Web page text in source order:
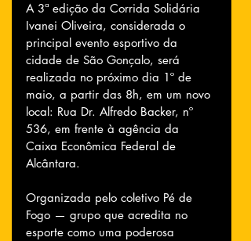
A 3ª edição da Corrida Solidária
Ivanei Oliveira, considerada o
principal evento esportivo da
cidade de São Gonçalo, será
realizada no próximo dia 1º de
maio, a partir das 8h, em um novo
local: Rua Dr. Alfredo Backer, nº
536, em frente à agência da
Caixa Econômica Federal de
Alcântara.
Organizada pelo coletivo Pé de
Fogo — grupo que acredita no
esporte como uma poderosa